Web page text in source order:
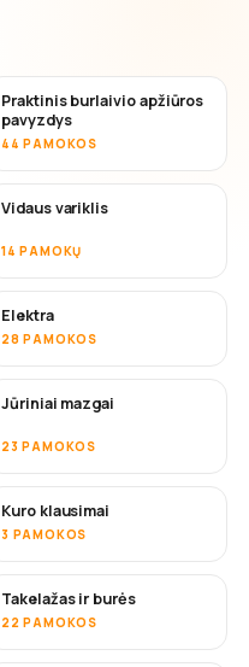
Praktinis burlaivio apžiūros
pavyzdys
44 PAMOKOS
Vidaus variklis
14 PAMOKŲ
Elektra
28 PAMOKOS
Jūriniai mazgai
23 PAMOKOS
Kuro klausimai
3 PAMOKOS
Takelažas ir burės
22 PAMOKOS